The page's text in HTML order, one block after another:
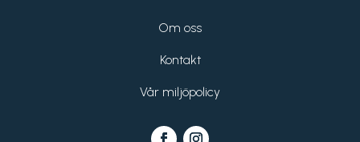
Om oss
Kontakt
Vår miljöpolicy